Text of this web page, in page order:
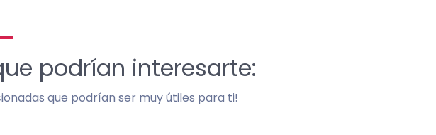
podrían interesarte:
que podrían ser muy útiles para ti!